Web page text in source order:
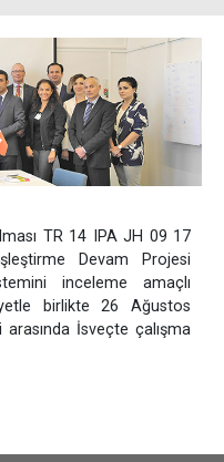
TR 14 IPA JH 09 17
Devam Projesi
inceleme amaçlı
birlikte 26 Ağustos
İsveçte çalışma